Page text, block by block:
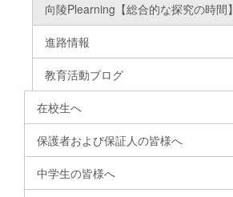
向陵Plearning【総合的な探究の時間】
進路情報
教育活動ブログ
在校生へ
保護者および保証人の皆様へ
中学生の皆様へ